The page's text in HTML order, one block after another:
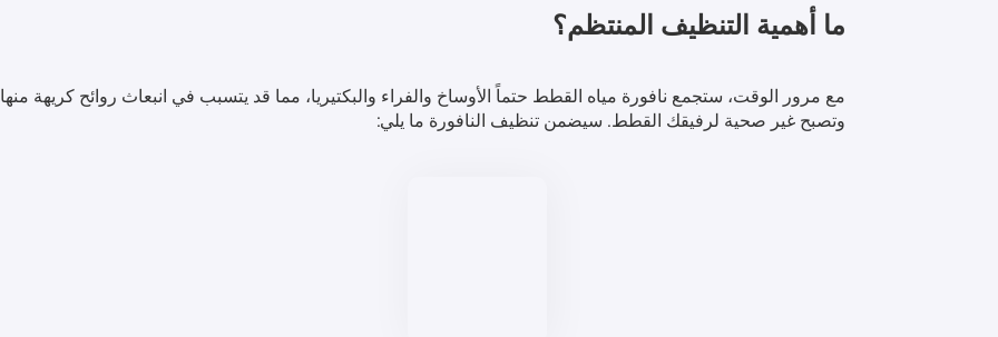
ما أهمية التنظيف المنتظم؟
مع مرور الوقت، ستجمع نافورة مياه القطط حتماً الأوساخ والفراء والبكتيريا، مما قد يتسبب في انبعاث روائح كريهة
وتصبح غير صحية لرفيقك القطط. سيضمن تنظيف النافورة ما يلي: